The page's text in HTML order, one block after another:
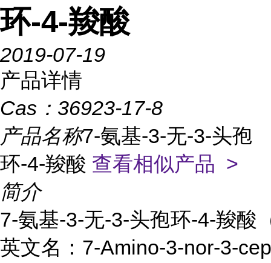
环-4-羧酸
2019-07-19
产品详情
Cas： 36923-17-8
产品名称7-氨基-3-无-3-头孢
环-4-羧酸 查看相似产品 >
简介
7-氨基-3-无-3-头孢环-4-羧酸
英文名：7-Amino-3-nor-3-